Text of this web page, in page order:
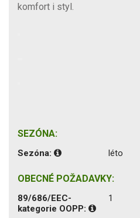
komfort i styl.
SEZÓNA:
Sezóna: léto
OBECNÉ POŽADAVKY:
89/686/EEC-
kategorie OOPP:
1